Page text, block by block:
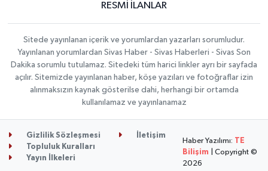
RESMİ İLANLAR
Sitede yayınlanan içerik ve yorumlardan yazarları sorumludur.
Yayınlanan yorumlardan Sivas Haber - Sivas Haberleri - Sivas Son
Dakika sorumlu tutulamaz. Sitedeki tüm harici linkler ayrı bir sayfada
açılır. Sitemizde yayınlanan haber, köşe yazıları ve fotoğraflar izin
alınmaksızın kaynak gösterilse dahi, herhangi bir ortamda
kullanılamaz ve yayınlanamaz
Gizlilik Sözleşmesi
İletişim
Topluluk Kuralları
Yayın İlkeleri
Haber Yazılımı: TE
Bilişim | Copyright ©
2026